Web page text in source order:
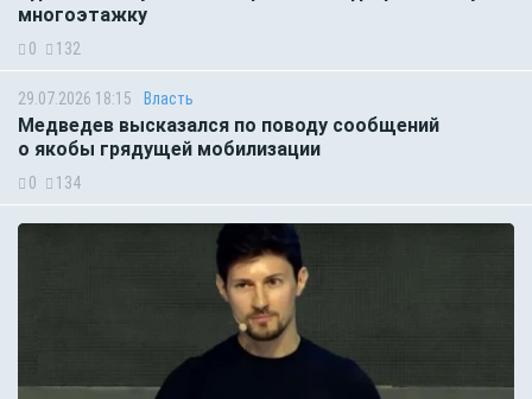
многоэтажку
0 132
29.07.2026 18:15 Власть
Медведев высказался по поводу сообщений
о якобы грядущей мобилизации
0 134